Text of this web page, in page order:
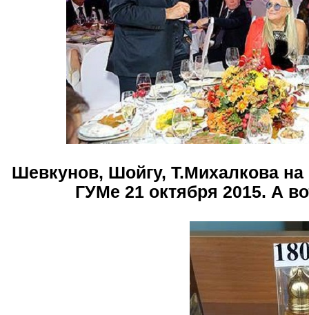
Шевкунов, Шойгу, Т.Михалкова
ГУМе 21 октября 2015. А